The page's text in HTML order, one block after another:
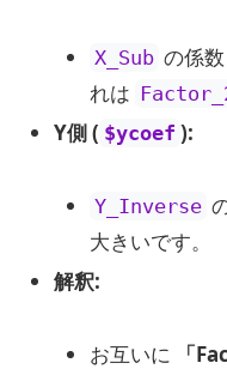
X_Sub の係
れは
Y側 ( $ycoef ):
Y_Inverse
大きいです。
解釈:
お互いに 「